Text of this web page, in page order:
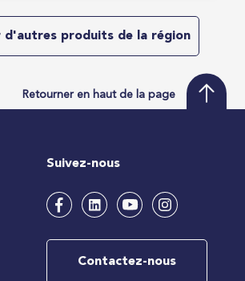
d'autres produits de la région
Retourner en haut de la page
Suivez-nous
Contactez-nous